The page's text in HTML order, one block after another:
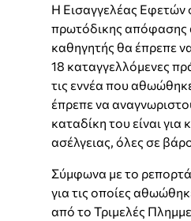
Η Εισαγγελέας Εφετών
πρωτόδικης απόφασης
καθηγητής θα έπρεπε
18 καταγγελλόμενες
τις εννέα που
έπρεπε να
καταδίκη του είναι
ασέλγειας, όλες σε
Σύμφωνα με το
για τις οποίες
από το Τριμελές